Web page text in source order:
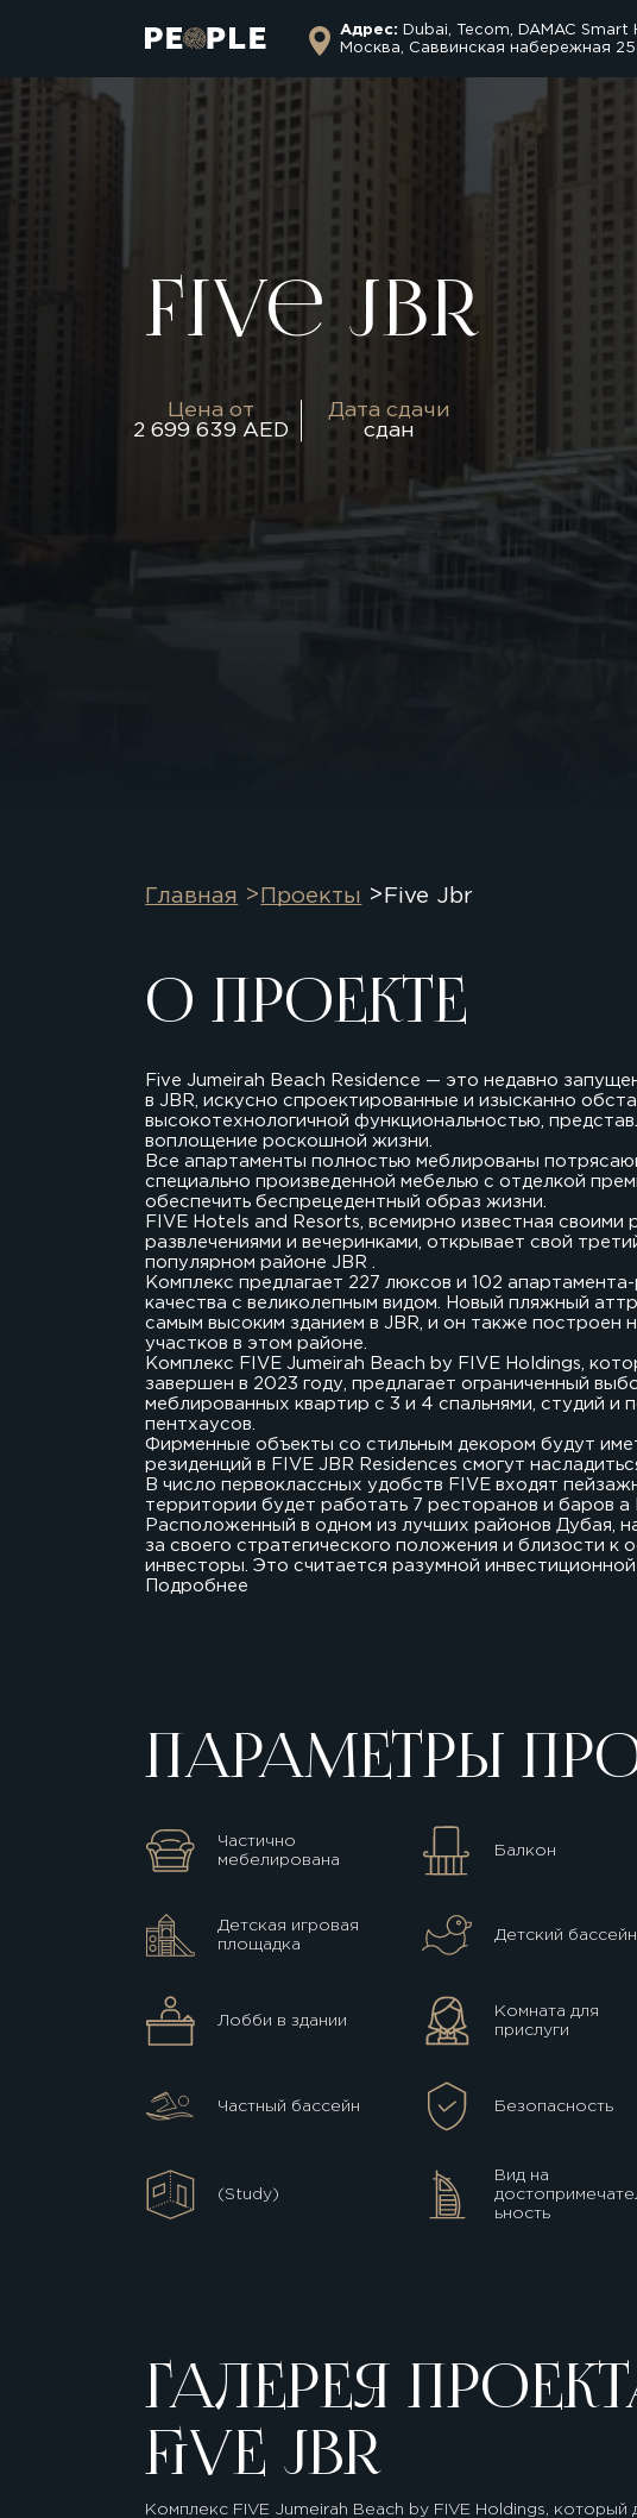
Адрес: Dubai, Tecom, DAMAC Smart
Москва, Саввинская набережная
Five Jbr
Цена от
2 699 639 AED
Дата сдачи
сдан
Главная Проекты Five Jbr
О ПРОЕКТЕ
Five Jumeirah Beach Residence — это недавно
в JBR, искусно спроектированные и изысканно
высокотехнологичной функциональностью,
воплощение роскошной жизни.
Все апартаменты полностью меблированы
специально произведенной мебелью с отделкой
обеспечить беспрецедентный образ жизни.
FIVE Hotels and Resorts, всемирно известная своими
развлечениями и вечеринками, открывает свой
популярном районе JBR .
Комплекс предлагает 227 люксов и 102
качества с великолепным видом. Новый пляжный
самым высоким зданием в JBR, и он также построен
участков в этом районе.
Комплекс FIVE Jumeirah Beach by FIVE Holdings,
завершен в 2023 году, предлагает ограниченный
меблированных квартир с 3 и 4 спальнями, студий и
пентхаусов.
Фирменные объекты со стильным декором будут
резиденций в FIVE JBR Residences смогут
В число первоклассных удобств FIVE входят
территории будет работать 7 ресторанов и баров a
Расположенный в одном из лучших районов Дубая,
за своего стратегического положения и близости к
инвесторы. Это считается разумной
Подробнее
ПАРАМЕТРЫ
Частично
мебелирована
Балкон
Детская игровая
площадка
Детский бассейн
Лобби в здании
Комната для
прислуги
Частный бассейн Безопасность
(Study)
Вид на
ьность
ГАЛЕРЕЯ
FIVE JBR
Комплекс FIVE Jumeirah Beach by FIVE Holdings,